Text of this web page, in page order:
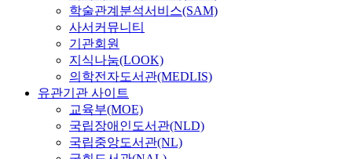
학술관계분석서비스(SAM)
사서커뮤니티
기관회원
지식나눔(LOOK)
의학전자도서관(MEDLIS)
유관기관 사이트
교육부(MOE)
국립장애인도서관(NLD)
국립중앙도서관(NL)